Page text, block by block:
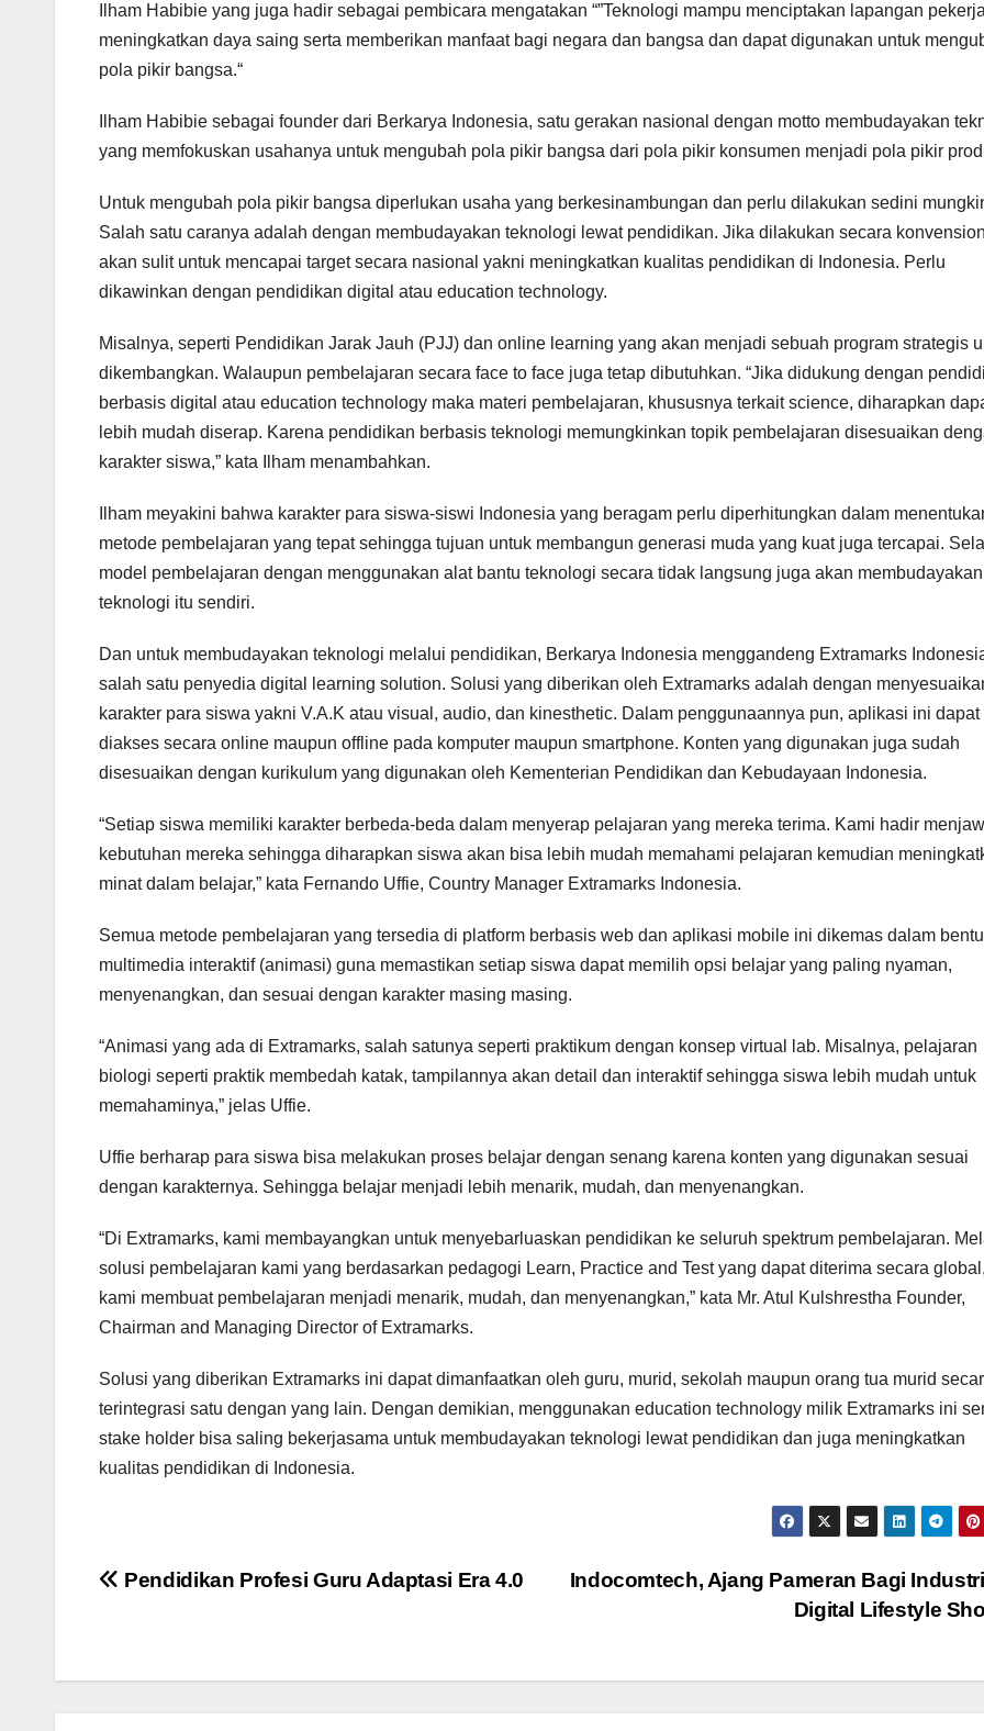
Ilham Habibie yang juga hadir sebagai pembicara mengatakan “”Teknologi mampu menciptakan lapangan
meningkatkan daya saing serta memberikan manfaat bagi negara dan bangsa dan dapat digunakan untuk
pola pikir bangsa.“
Ilham Habibie sebagai founder dari Berkarya Indonesia, satu gerakan nasional dengan motto membudayakan
yang memfokuskan usahanya untuk mengubah pola pikir bangsa dari pola pikir konsumen menjadi pola pikir
Untuk mengubah pola pikir bangsa diperlukan usaha yang berkesinambungan dan perlu dilakukan sedini
Salah satu caranya adalah dengan membudayakan teknologi lewat pendidikan. Jika dilakukan secara
akan sulit untuk mencapai target secara nasional yakni meningkatkan kualitas pendidikan di Indonesia. Perlu
dikawinkan dengan pendidikan digital atau education technology.
Misalnya, seperti Pendidikan Jarak Jauh (PJJ) dan online learning yang akan menjadi sebuah program strategis
dikembangkan. Walaupun pembelajaran secara face to face juga tetap dibutuhkan. “Jika didukung dengan
berbasis digital atau education technology maka materi pembelajaran, khususnya terkait science, diharapkan
lebih mudah diserap. Karena pendidikan berbasis teknologi memungkinkan topik pembelajaran disesuaikan
karakter siswa,” kata Ilham menambahkan.
Ilham meyakini bahwa karakter para siswa-siswi Indonesia yang beragam perlu diperhitungkan dalam
metode pembelajaran yang tepat sehingga tujuan untuk membangun generasi muda yang kuat juga tercapai.
model pembelajaran dengan menggunakan alat bantu teknologi secara tidak langsung juga akan membudayakan
teknologi itu sendiri.
Dan untuk membudayakan teknologi melalui pendidikan, Berkarya Indonesia menggandeng Extramarks
salah satu penyedia digital learning solution. Solusi yang diberikan oleh Extramarks adalah dengan
karakter para siswa yakni V.A.K atau visual, audio, dan kinesthetic. Dalam penggunaannya pun, aplikasi ini dapat
diakses secara online maupun offline pada komputer maupun smartphone. Konten yang digunakan juga sudah
disesuaikan dengan kurikulum yang digunakan oleh Kementerian Pendidikan dan Kebudayaan Indonesia.
“Setiap siswa memiliki karakter berbeda-beda dalam menyerap pelajaran yang mereka terima. Kami hadir
kebutuhan mereka sehingga diharapkan siswa akan bisa lebih mudah memahami pelajaran kemudian
minat dalam belajar,” kata Fernando Uffie, Country Manager Extramarks Indonesia.
Semua metode pembelajaran yang tersedia di platform berbasis web dan aplikasi mobile ini dikemas dalam
multimedia interaktif (animasi) guna memastikan setiap siswa dapat memilih opsi belajar yang paling nyaman,
menyenangkan, dan sesuai dengan karakter masing masing.
“Animasi yang ada di Extramarks, salah satunya seperti praktikum dengan konsep virtual lab. Misalnya, pelajaran
biologi seperti praktik membedah katak, tampilannya akan detail dan interaktif sehingga siswa lebih mudah untuk
memahaminya,” jelas Uffie.
Uffie berharap para siswa bisa melakukan proses belajar dengan senang karena konten yang digunakan sesuai
dengan karakternya. Sehingga belajar menjadi lebih menarik, mudah, dan menyenangkan.
“Di Extramarks, kami membayangkan untuk menyebarluaskan pendidikan ke seluruh spektrum pembelajaran.
solusi pembelajaran kami yang berdasarkan pedagogi Learn, Practice and Test yang dapat diterima secara global,
kami membuat pembelajaran menjadi menarik, mudah, dan menyenangkan,” kata Mr. Atul Kulshrestha Founder,
Chairman and Managing Director of Extramarks.
Solusi yang diberikan Extramarks ini dapat dimanfaatkan oleh guru, murid, sekolah maupun orang tua murid
terintegrasi satu dengan yang lain. Dengan demikian, menggunakan education technology milik Extramarks ini
stake holder bisa saling bekerjasama untuk membudayakan teknologi lewat pendidikan dan juga meningkatkan
kualitas pendidikan di Indonesia.
Post
Indocomtech, Ajang Pameran Bagi
Digital Lifestyle
Pendidikan Profesi Guru Adaptasi Era 4.0